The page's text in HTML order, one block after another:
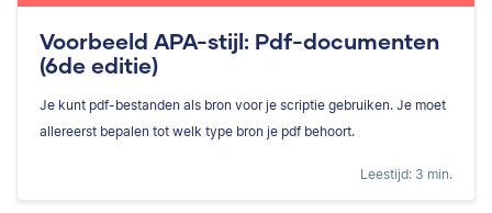
Voorbeeld APA-stijl: Pdf-documenten
(6de editie)
Je kunt pdf-bestanden als bron voor je scriptie gebruiken. Je moet
allereerst bepalen tot welk type bron je pdf behoort.
Leestijd: 3 min.